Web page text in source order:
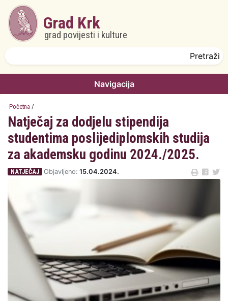
Skoči na glavni sadržaj
Grad Krk
grad povijesti i kulture
Navigacija
Početna /
Natječaj za dodjelu stipendija
studentima poslijediplomskih studija
za akademsku godinu 2024./2025.
NATJEČAJ Objavljeno: 15.04.2024.